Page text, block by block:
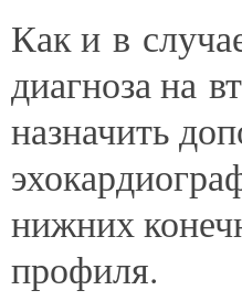
Как и в
диагноза на
назначить
нижних
профиля.